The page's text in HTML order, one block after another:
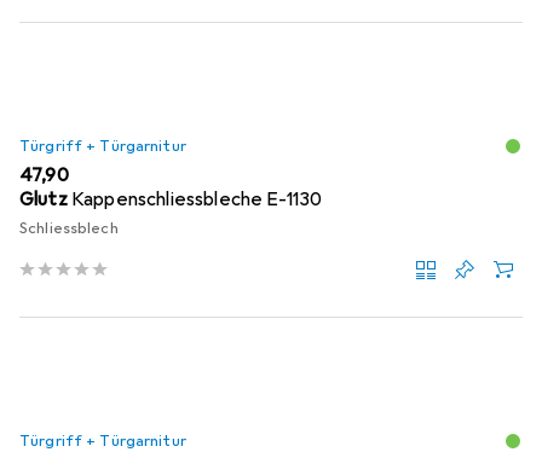
Türgriff + Türgarnitur
EUR
47,90
Glutz Kappenschliessbleche E-1130
Schliessblech
Türgriff + Türgarnitur